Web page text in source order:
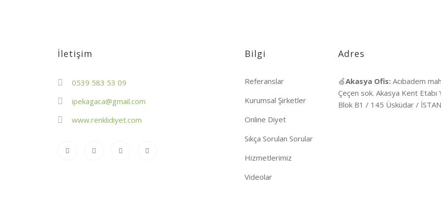
İletişim
0539 583 53 09
ipekagaca@gmail.com
www.renklidiyet.com
Bilgi
Referanslar
Kurumsal Şirketler
Online Diyet
Sıkça Sorulan Sorular
Hizmetlerimiz
Videolar
Adres
🍏Akasya Ofis:Acıbadem
Çeçen sok. Akasya Kent Etabı
Blok B1 / 145 Üsküdar /